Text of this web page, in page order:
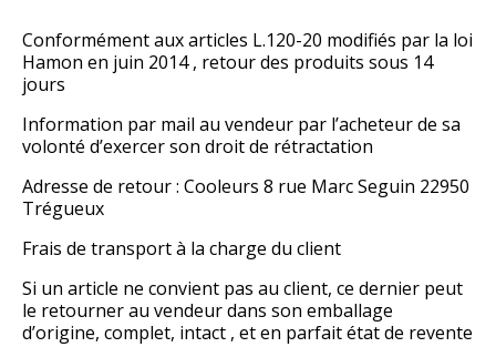
Conformément aux articles L.120-20 modifiés par la loi
Hamon en juin 2014 , retour des produits sous 14
jours
Information par mail au vendeur par l’acheteur de sa
volonté d’exercer son droit de rétractation
Adresse de retour : Cooleurs 8 rue Marc Seguin 22950
Trégueux
Frais de transport à la charge du client
Si un article ne convient pas au client, ce dernier peut
le retourner au vendeur dans son emballage
d’origine, complet, intact , et en parfait état de revente